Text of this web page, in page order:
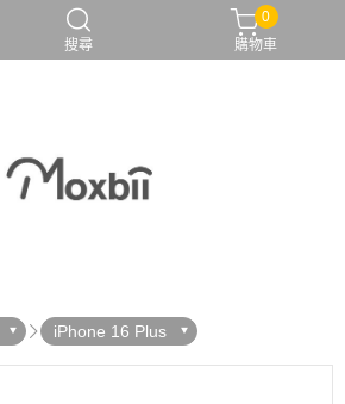
搜尋
0
購物車
iPhone 16 Plus